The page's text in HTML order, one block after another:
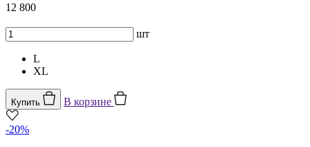
12 800
шт
L
XL
Купить В корзине
-20%